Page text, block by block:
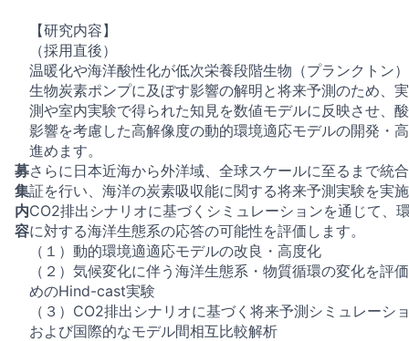
募
集
内
容
【研究内容】
（採用直後）
温暖化や海洋酸性化が低次栄養段階生物（プランクトン
生物炭素ポンプに及ぼす影響の解明と将来予測のため、
測や室内実験で得られた知見を数値モデルに反映させ、
影響を考慮した高解像度の動的環境適応モデルの開発・
進めます。
さらに日本近海から外洋域、全球スケールに至るまで統
証を行い、海洋の炭素吸収能に関する将来予測実験を実
CO2排出シナリオに基づくシミュレーションを通じて、
に対する海洋生態系の応答の可能性を評価します。
（１）動的環境適適応モデルの改良・高度化
（２）気候変化に伴う海洋生態系・物質循環の変化を評
めのHind-cast実験
（３）CO2排出シナリオに基づく将来予測シミュレーシ
および国際的なモデル間相互比較解析